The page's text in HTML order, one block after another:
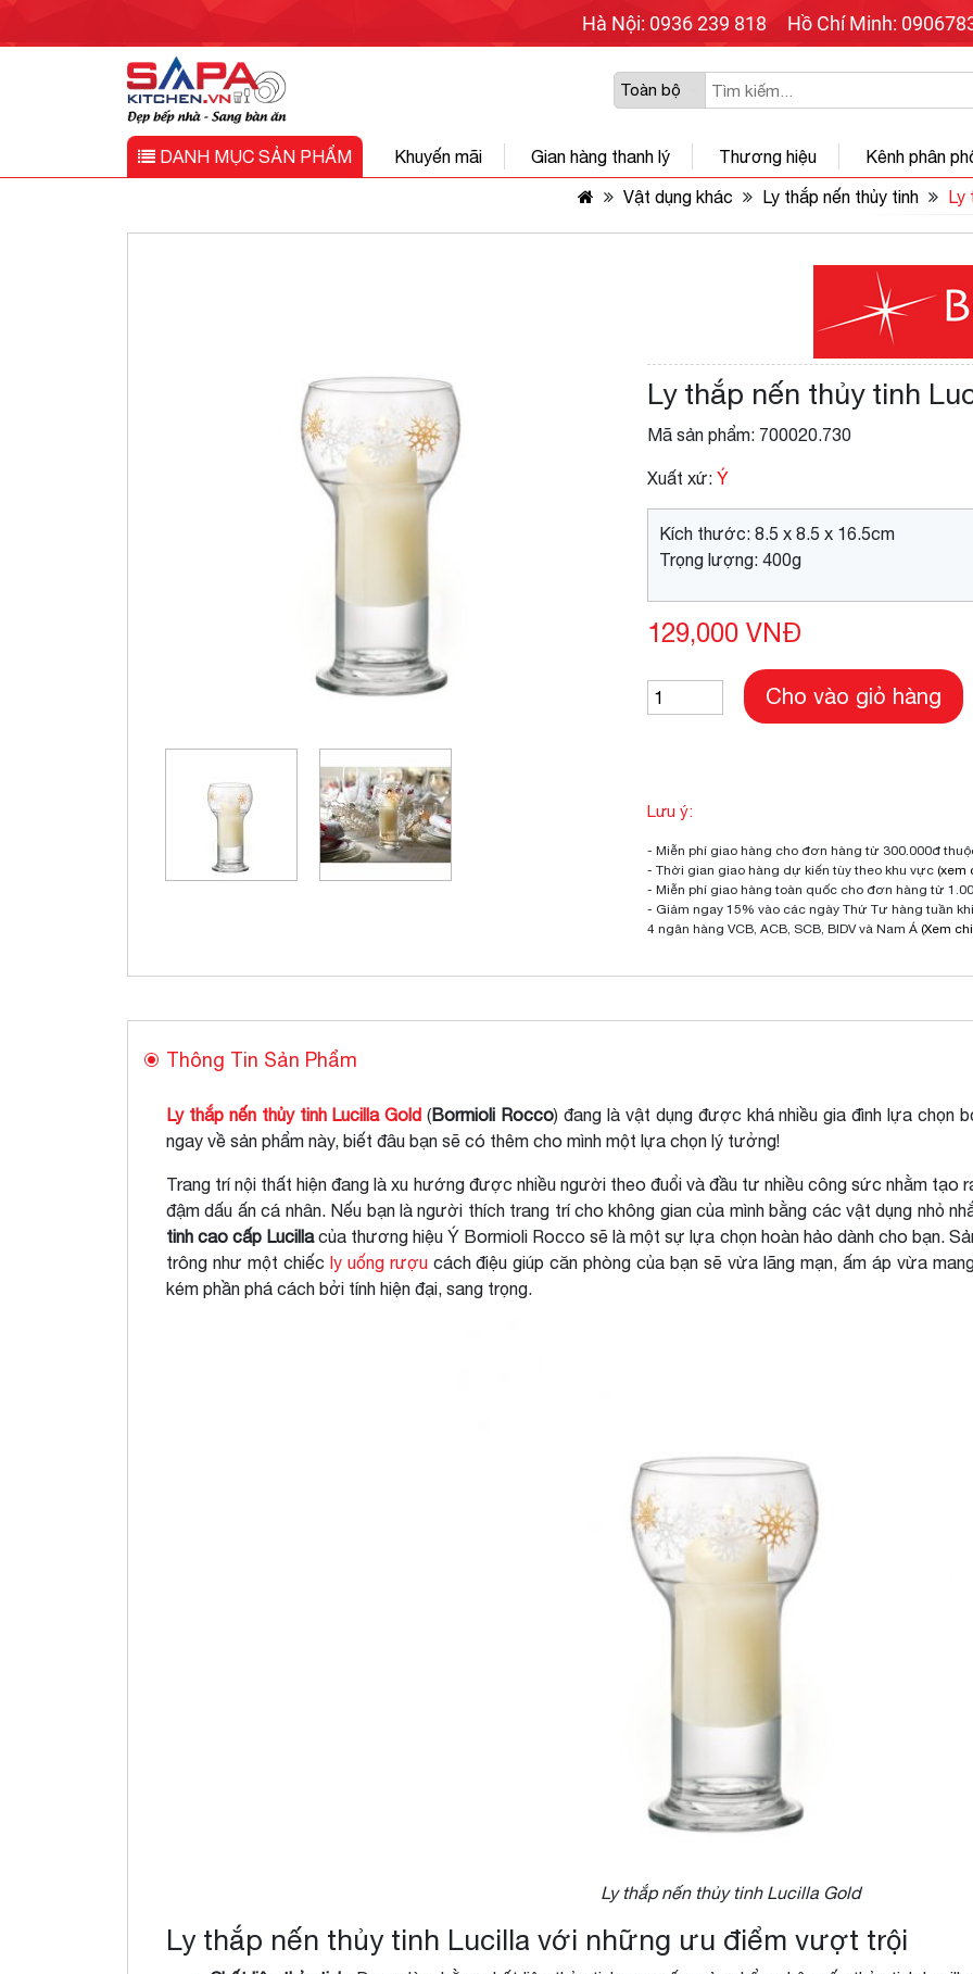
Hà Nội: 0936 239 818 Hồ Chí Minh:
DANH MỤC SẢN PHẨM Khuyến mãi Gian hàng thanh lý Thương hiệu Kênh phân
Vật dụng khác Ly thắp nến thủy tinh Ly
Ly thắp nến thủy tinh
Mã sản phẩm: 700020.730
Xuất xứ:Ý
Kích thước: 8.5 x 8.5 x 16.5cm
Trọng lượng: 400g
129,000 VNĐ
Cho vào giỏ hàng
Lưu ý:
- Miễn phí giao hàng cho đơn hàng từ 300.000đ
- Thời gian giao hàng dự kiến tùy theo khu vực (xem
- Miễn phí giao hàng toàn quốc cho đơn hàng từ
- Giảm ngay 15% vào các ngày Thứ Tư hàng tuần
4 ngân hàng VCB, ACB, SCB, BIDV và Nam Á (Xem
Thông Tin Sản Phẩm
Ly thắp nến thủy tinh Lucilla Gold (Bormioli Rocco) đang là vật dụng được khá nhiều gia đình lựa chọn
ngay về sản phẩm này, biết đâu bạn sẽ có thêm cho mình một lựa chọn lý tưởng!
Trang trí nội thất hiện đang là xu hướng được nhiều người theo đuổi và đầu tư nhiều công sức nhằm tạo
đậm dấu ấn cá nhân. Nếu bạn là người thích trang trí cho không gian của mình bằng các vật dụng nhỏ
tinh cao cấp Lucillacủa thương hiệu Ý Bormioli Rocco sẽ là một sự lựa chọn hoàn hảo dành cho bạn.
trông như một chiếc ly uống rượucách điệu giúp căn phòng của bạn sẽ vừa lãng mạn, ấm áp vừa
kém phần phá cách bởi tính hiện đại, sang trọng.
Ly thắp nến thủy tinh Lucilla Gold
Ly thắp nến thủy tinh Lucilla với những ưu điểm vượt trội